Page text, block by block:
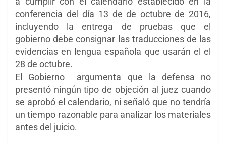
conferencia del día 13 de de octubre de 2016,
incluyendo la entrega de pruebas que el
gobierno debe consignar las traducciones de las
evidencias en lengua española que usarán el el
28 de octubre.
El Gobierno argumenta que la defensa no
presentó ningún tipo de objeción al juez cuando
se aprobó el calendario, ni señaló que no tendría
un tiempo razonable para analizar los materiales
antes del juicio.